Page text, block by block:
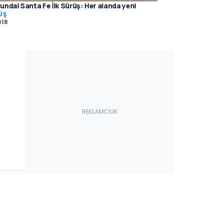
Santa Fe İlk Sürüş: Her alanda yeni